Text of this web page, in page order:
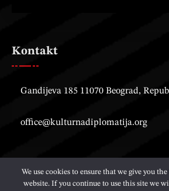
Kontakt
Gandijeva 185 11070 Beograd,
office@kulturnadiplomatija.org
We use cookies to ensure that we give you
website. If you continue to use this site we